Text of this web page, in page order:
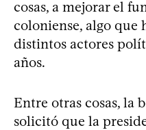
cosas, a mejorar el
coloniense, algo que
distintos actores
años.
Entre otras cosas, la
solicitó que la